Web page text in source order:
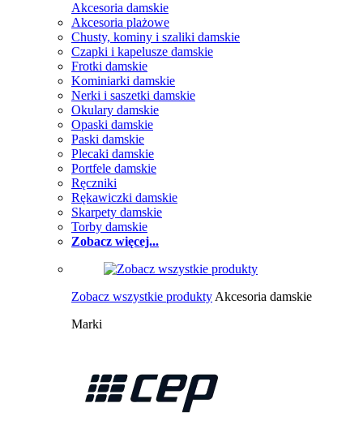
Akcesoria damskie
Akcesoria plażowe
Chusty, kominy i szaliki damskie
Czapki i kapelusze damskie
Frotki damskie
Kominiarki damskie
Nerki i saszetki damskie
Okulary damskie
Opaski damskie
Paski damskie
Plecaki damskie
Portfele damskie
Ręczniki
Rękawiczki damskie
Skarpety damskie
Torby damskie
Zobacz więcej...
Zobacz wszystkie produkty Akcesoria damskie
Marki